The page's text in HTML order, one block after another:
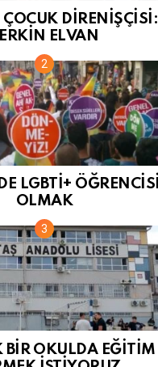
ÇOCUK DİRENİŞÇİSİ:
ELVAN
LGBTİ+ ÖĞRENCİSİ
OLMAK
BİR OKULDA EĞİTİM